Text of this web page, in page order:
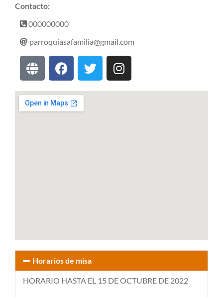
Contacto:
000000000
parroquiasafamilia@gmail.com
Horarios de misa
HORARIO HASTA EL 15 DE OCTUBRE DE 2022